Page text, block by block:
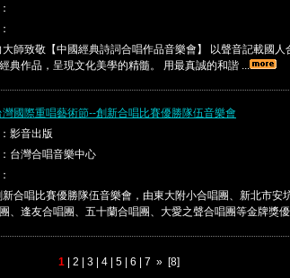
師致敬【中國經典詩詞合唱作品音樂會】 以聲音記載國人
典作品，呈現文化美學的精髓。 用最真誠的和諧 ...
國際重唱藝術節--創新合唱比賽優勝隊伍音樂會
影音出版
台灣合唱音樂中心
合唱比賽優勝隊伍音樂會，由東大附小合唱團、新北市安
、逢友合唱團、五十蘭合唱團、大愛之聲合唱團等金牌獎
1| 2 | 3| 4| 5| 6 | 7 » [8]